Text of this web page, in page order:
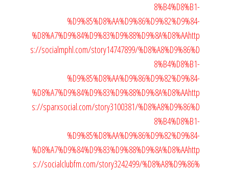
8%B4%D8%B1-
%D9%85%D8%AA%D9%86%D9%82%D9%84-
%D8%A7%D9%84%D9%83%D9%88%D9%8A%D8%AAhttp
s://socialmphl.com/story14747899/%D8%A8%D9%86%D
8%B4%D8%B1-
%D9%85%D8%AA%D9%86%D9%82%D9%84-
%D8%A7%D9%84%D9%83%D9%88%D9%8A%D8%AAhttp
s://sparxsocial.com/story3100381/%D8%A8%D9%86%D
8%B4%D8%B1-
%D9%85%D8%AA%D9%86%D9%82%D9%84-
%D8%A7%D9%84%D9%83%D9%88%D9%8A%D8%AAhttp
s://socialclubfm.com/story3242499/%D8%A8%D9%86%